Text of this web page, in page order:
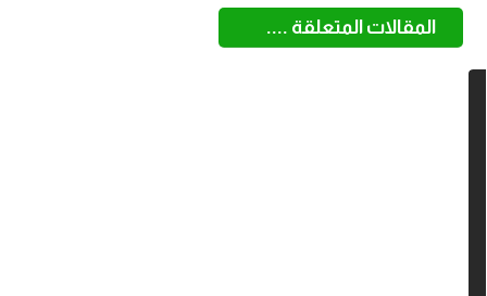
المقالات المتعلقة ....